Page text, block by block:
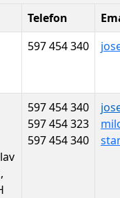
Telefon
597 454 340
597 454 340
597 454 323
597 454 340